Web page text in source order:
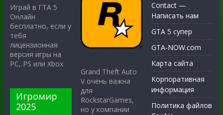
Играй в ГТА 5
Онлайн
бесплатно, если у
тебя
лицензионная
версия игры на
PC, PS или Xbox
Игромир
2025
Grand Theft Auto
V очень важна
для
RockstarGames,
но у компании
Contact —
Написать нам
GTA 5 супер
GTA-NOW.com
Карта сайта
Корпоративная
информация
Политика файлов